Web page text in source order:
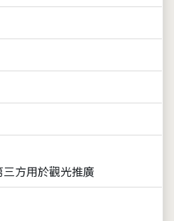
方用於觀光推廣